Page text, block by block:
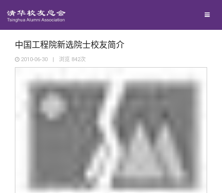
西南联大校友会
义工计划
新媒体平台
青春风采
校友讲坛
校友视界
校友服务
中国工程院新选院士校友简介
2010-06-30 | 浏览 842次